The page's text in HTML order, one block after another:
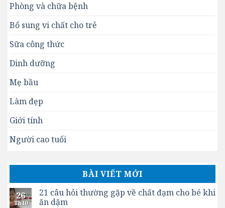
Phòng và chữa bệnh
Bổ sung vi chất cho trẻ
Sữa công thức
Dinh dưỡng
Mẹ bầu
Làm đẹp
Giới tính
Người cao tuổi
BÀI VIẾT MỚI
26
Th10
21 câu hỏi thường gặp về chất đạm cho bé khi
ăn dặm